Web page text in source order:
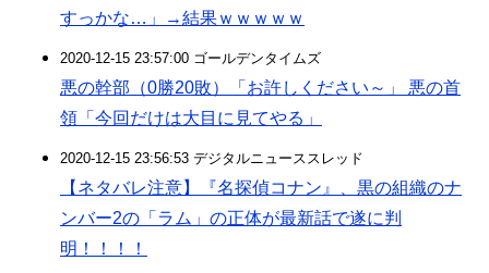
すっかな…」→結果ｗｗｗｗｗ
2020-12-15 23:57:00 ゴールデンタイムズ
悪の幹部（0勝20敗）「お許しください～」 悪の首
領「今回だけは大目に見てやる」
2020-12-15 23:56:53 デジタルニューススレッド
【ネタバレ注意】『名探偵コナン』、黒の組織のナ
ンバー2の「ラム」の正体が最新話で遂に判
明！！！！